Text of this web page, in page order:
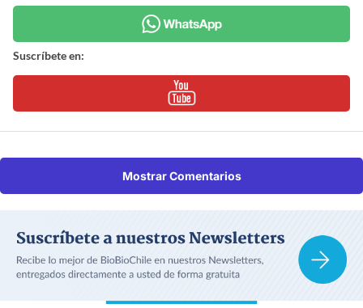
Suscríbete en:
Mostrar Comentarios